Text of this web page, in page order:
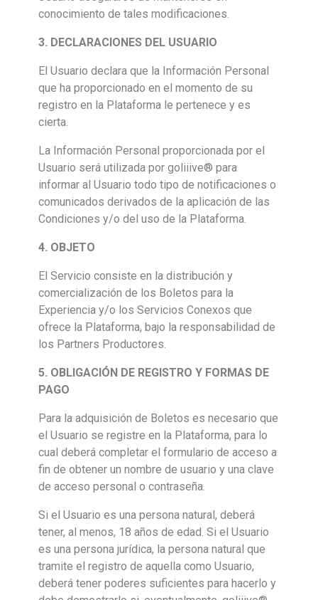
conocimiento de tales modificaciones.
3. DECLARACIONES DEL USUARIO
El Usuario declara que la Información Personal
que ha proporcionado en el momento de su
registro en la Plataforma le pertenece y es
cierta.
La Información Personal proporcionada por el
Usuario será utilizada por goliiive® para
informar al Usuario todo tipo de notificaciones o
comunicados derivados de la aplicación de las
Condiciones y/o del uso de la Plataforma.
4. OBJETO
El Servicio consiste en la distribución y
comercialización de los Boletos para la
Experiencia y/o los Servicios Conexos que
ofrece la Plataforma, bajo la responsabilidad de
los Partners Productores.
5. OBLIGACIÓN DE REGISTRO Y FORMAS DE
PAGO
Para la adquisición de Boletos es necesario que
el Usuario se registre en la Plataforma, para lo
cual deberá completar el formulario de acceso a
fin de obtener un nombre de usuario y una clave
de acceso personal o contraseña.
Si el Usuario es una persona natural, deberá
tener, al menos, 18 años de edad. Si el Usuario
es una persona jurídica, la persona natural que
tramite el registro de aquella como Usuario,
deberá tener poderes suficientes para hacerlo y